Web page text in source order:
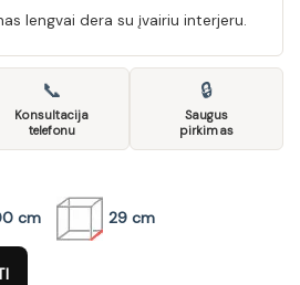
lengvai dera su įvairiu interjeru.
📞
Konsultacija
telefonu
🔒
Saugus
pirkimas
cm 29 cm
komplektas Vip